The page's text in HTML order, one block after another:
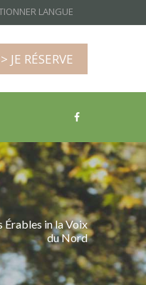
LANGUE
> JE RÉSERVE
Érables in la Voix
du Nord